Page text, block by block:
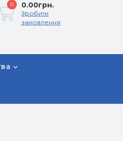
0 0.00грн.
Зробити
замовлення